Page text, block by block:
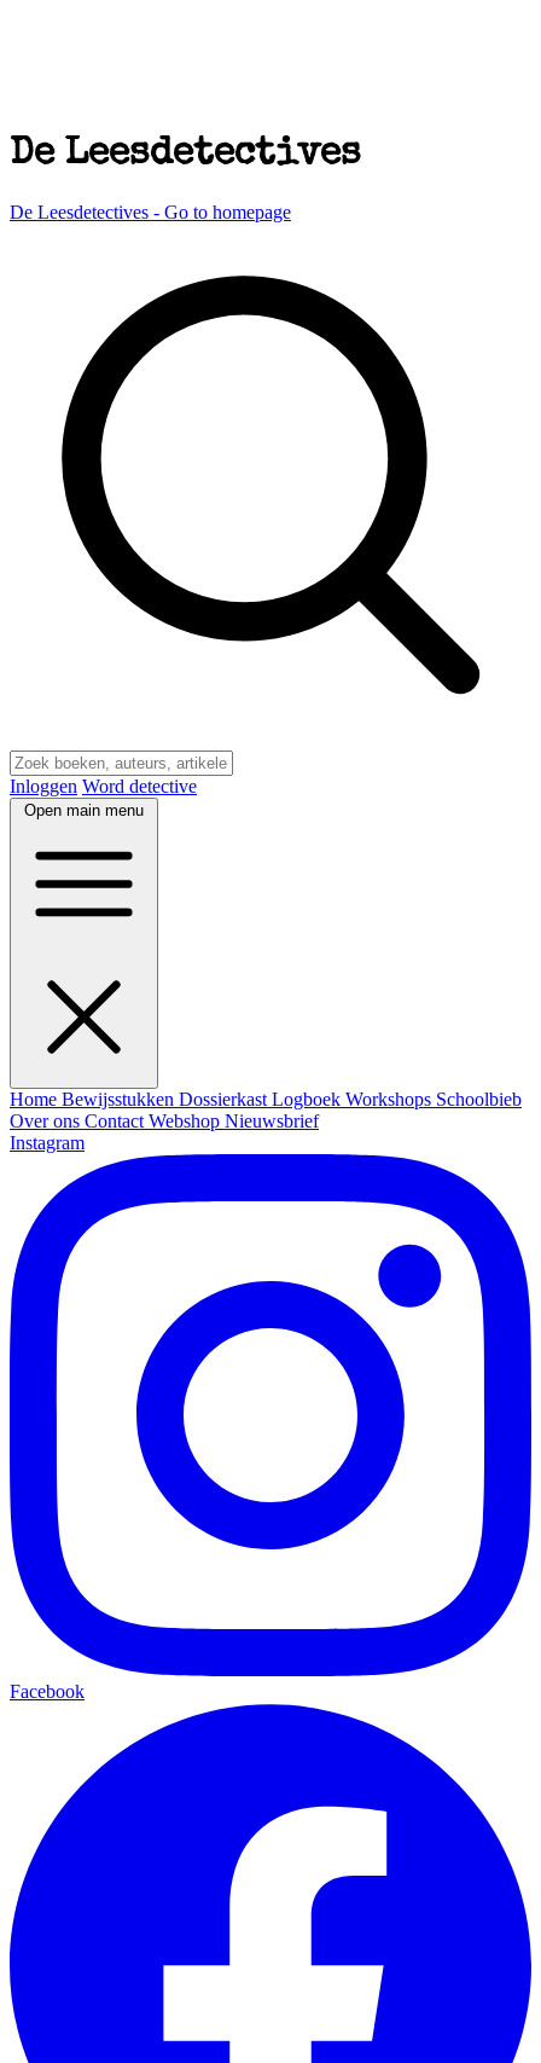
De Leesdetectives
De Leesdetectives - Go to homepage
Inloggen Word detective
Open main menu
Home Bewijsstukken Dossierkast Logboek Workshops Schoolbieb
Over ons Contact Webshop Nieuwsbrief
Instagram
Facebook